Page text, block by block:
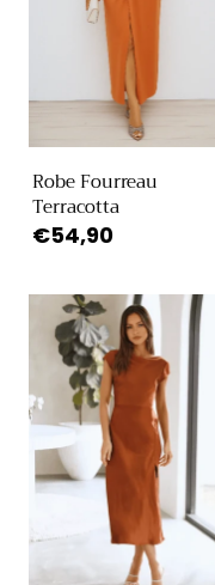
Robe Fourreau
Terracotta
Prix
€54,90